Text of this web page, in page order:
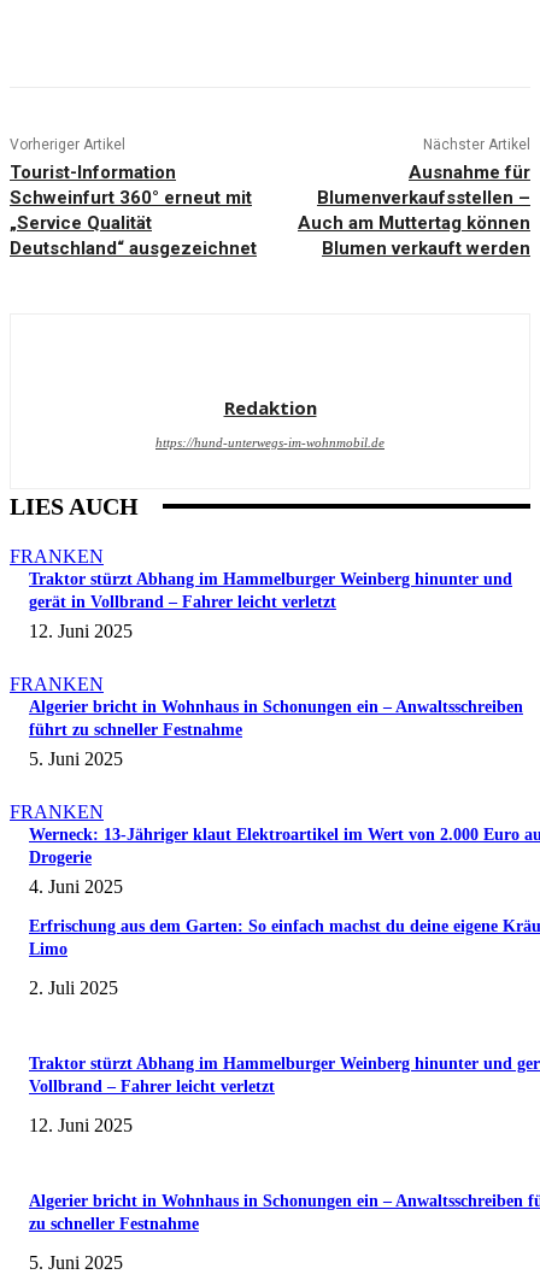
Vorheriger Artikel
Tourist-Information
Schweinfurt 360° erneut mit
„Service Qualität
Deutschland“ ausgezeichnet
Nächster Artikel
Ausnahme für
Blumenverkaufsstellen –
Auch am Muttertag können
Blumen verkauft werden
Redaktion
https://hund-unterwegs-im-wohnmobil.de
LIES AUCH
FRANKEN
Traktor stürzt Abhang im Hammelburger Weinberg hinunter und
gerät in Vollbrand – Fahrer leicht verletzt
12. Juni 2025
FRANKEN
Algerier bricht in Wohnhaus in Schonungen ein – Anwaltsschreiben
führt zu schneller Festnahme
5. Juni 2025
FRANKEN
Werneck: 13-Jähriger klaut Elektroartikel im Wert von 2.000 Euro
Drogerie
4. Juni 2025
Erfrischung aus dem Garten: So einfach machst du deine eigene
Limo
2. Juli 2025
Traktor stürzt Abhang im Hammelburger Weinberg hinunter und
Vollbrand – Fahrer leicht verletzt
12. Juni 2025
Algerier bricht in Wohnhaus in Schonungen ein – Anwaltsschreiben
zu schneller Festnahme
5. Juni 2025